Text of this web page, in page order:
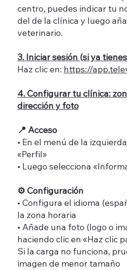
centro, puedes indicar tu
del de la clínica y luego
veterinario.
3. Iniciar sesión (si ya
Haz clic en: https://
4. Configurar tu clínica:
dirección y foto
📍 Acceso
• En el menú de la
«Perfil»
• Luego selecciona
⚙️ Configuración
• Configura el idioma
la zona horaria
• Añade una foto (logo o
haciendo clic en «Haz clic
Si la carga no funciona,
imagen de menor tamaño